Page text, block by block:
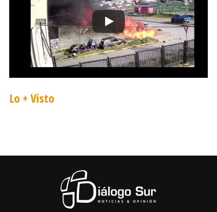
Lo + Visto